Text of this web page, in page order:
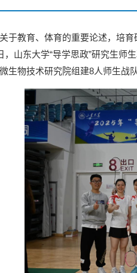
于教育、体育的重要论述，培
，山东大学“导学思政”研究生
生物技术研究院组建8人师生战